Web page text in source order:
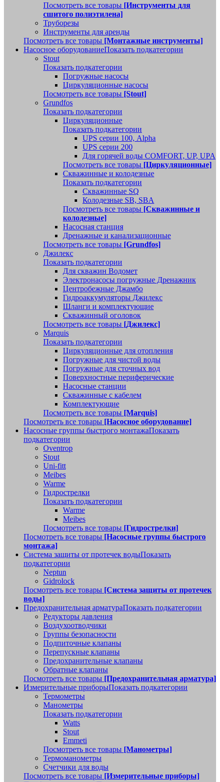
Посмотреть все товары [Инструменты для
сшитого полиэтилена]
Труборезы
Инструменты для аренды
Посмотреть все товары [Монтажные инструменты]
Насосное оборудованиеПоказать подкатегории
Stout
Показать подкатегории
Погружные насосы
Циркуляционные насосы
Посмотреть все товары [Stout]
Grundfos
Показать подкатегории
Циркуляционные
Показать подкатегории
UPS серии 100, Alpha
UPS серии 200
Для горячей воды COMFORT, UP, UPA
Посмотреть все товары [Циркуляционные]
Скважинные и колодезные
Показать подкатегории
Скважинные SQ
Колодезные SB, SBA
Посмотреть все товары [Скважинные и
колодезные]
Насосная станция
Дренажные и канализационные
Посмотреть все товары [Grundfos]
Джилекс
Показать подкатегории
Для скважин Водомет
Электронасосы погружные Дренажник
Центробежные Джамбо
Гидроаккумуляторы Джилекс
Шланги и комплектующие
Скважинный оголовок
Посмотреть все товары [Джилекс]
Marquis
Показать подкатегории
Циркуляционные для отопления
Погружные для чистой воды
Погружные для сточных вод
Поверхностные периферические
Насосные станции
Скважинные с кабелем
Комплектующие
Посмотреть все товары [Marquis]
Посмотреть все товары [Насосное оборудование]
Насосные группы быстрого монтажаПоказать
подкатегории
Oventrop
Stout
Uni-fitt
Meibes
Warme
Гидрострелки
Показать подкатегории
Warme
Meibes
Посмотреть все товары [Гидрострелки]
Посмотреть все товары [Насосные группы быстрого
монтажа]
Система защиты от протечек водыПоказать
подкатегории
Neptun
Gidrolock
Посмотреть все товары [Система защиты от протечек
воды]
Предохранительная арматураПоказать подкатегории
Редукторы давления
Воздухоотводчики
Группы безопасности
Подпиточные клапаны
Перепускные клапаны
Предохранительные клапаны
Обратные клапаны
Посмотреть все товары [Предохранительная арматура]
Измерительные приборыПоказать подкатегории
Термометры
Манометры
Показать подкатегории
Watts
Stout
Emmeti
Посмотреть все товары [Манометры]
Термоманометры
Счетчики для воды
Посмотреть все товары [Измерительные приборы]